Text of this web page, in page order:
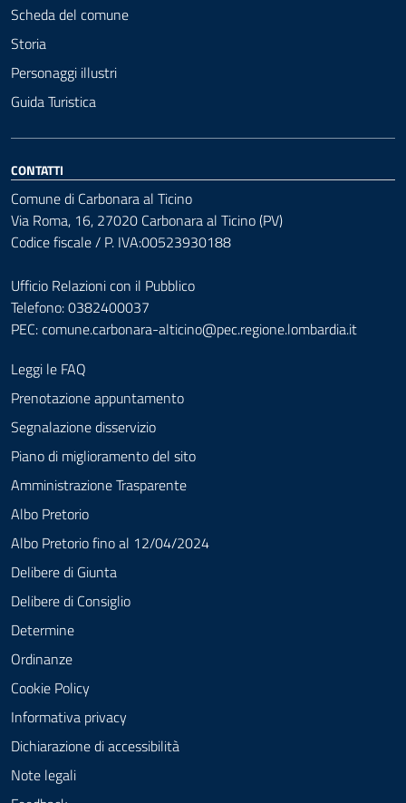
Scheda del comune
Storia
Personaggi illustri
Guida Turistica
CONTATTI
Comune di Carbonara al Ticino
Via Roma, 16, 27020 Carbonara al Ticino (PV)
Codice fiscale / P. IVA:00523930188
Ufficio Relazioni con il Pubblico
Telefono: 0382400037
PEC:comune.carbonara-alticino@pec.regione.lombardia.it
Leggi le FAQ
Prenotazione appuntamento
Segnalazione disservizio
Piano di miglioramento del sito
Amministrazione Trasparente
Albo Pretorio
Albo Pretorio fino al 12/04/2024
Delibere di Giunta
Delibere di Consiglio
Determine
Ordinanze
Cookie Policy
Informativa privacy
Dichiarazione di accessibilità
Note legali